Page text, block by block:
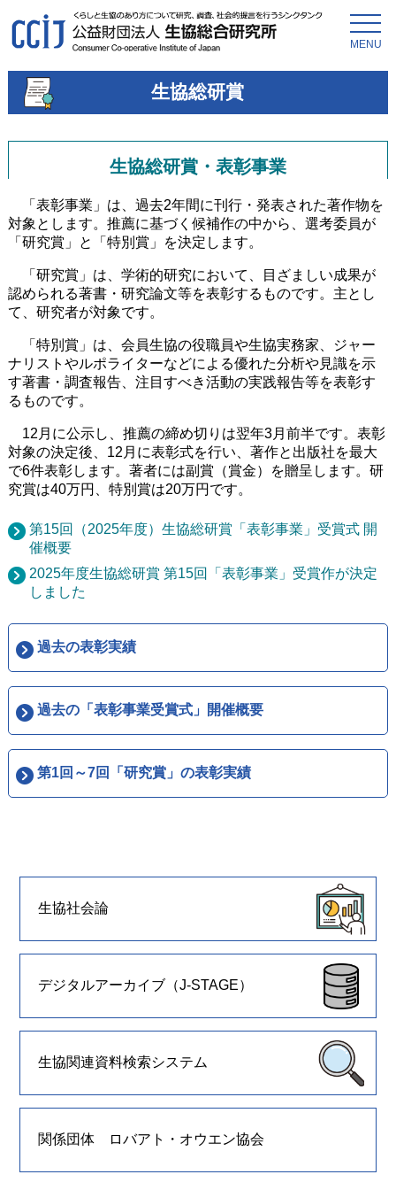
MENU
生協総研賞
生協総研賞・表彰事業
「表彰事業」は、過去2年間に刊行・発表された著作物を
対象とします。推薦に基づく候補作の中から、選考委員が
「研究賞」と「特別賞」を決定します。
「研究賞」は、学術的研究において、目ざましい成果が
認められる著書・研究論文等を表彰するものです。主とし
て、研究者が対象です。
「特別賞」は、会員生協の役職員や生協実務家、ジャー
ナリストやルポライターなどによる優れた分析や見識を示
す著書・調査報告、注目すべき活動の実践報告等を表彰す
るものです。
12月に公示し、推薦の締め切りは翌年3月前半です。表彰
対象の決定後、12月に表彰式を行い、著作と出版社を最大
で6件表彰します。著者には副賞（賞金）を贈呈します。研
究賞は40万円、特別賞は20万円です。
第15回（2025年度）生協総研賞「表彰事業」受賞式 開
催概要
2025年度生協総研賞 第15回「表彰事業」受賞作が決定
しました
過去の表彰実績
過去の「表彰事業受賞式」開催概要
第1回～7回「研究賞」の表彰実績
生協社会論
デジタルアーカイブ（J-STAGE）
生協関連資料検索システム
関係団体 ロバアト・オウエン協会